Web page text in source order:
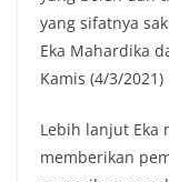
yang sifatnya
Eka Mahardika
Kamis (4/3/2021)
Lebih lanjut Eka
memberikan